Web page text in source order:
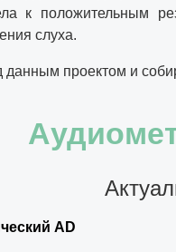
к положительным
слуха.
проектом и
AD